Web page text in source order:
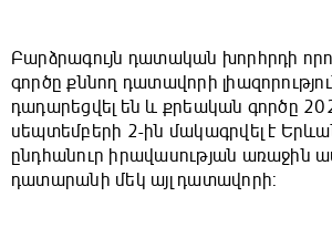
Բարձրագույն դատական խորհրդի
գործը քննող դատավորի
դադարեցվել են և քրեական գործը
սեպտեմբերի 2-ին մակագրվել է
ընդհանուր իրավասության առաջին
դատարանի մեկ այլ դատավորի: